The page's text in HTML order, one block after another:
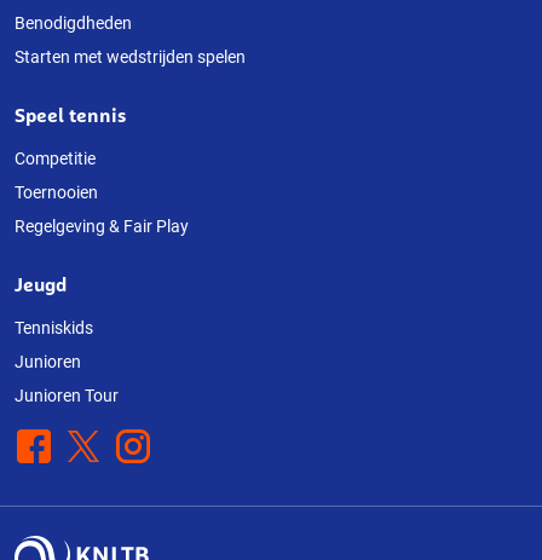
Benodigdheden
Starten met wedstrijden spelen
Speel tennis
Competitie
Toernooien
Regelgeving & Fair Play
Jeugd
Tenniskids
Junioren
Junioren Tour
Facebook
X Instagram